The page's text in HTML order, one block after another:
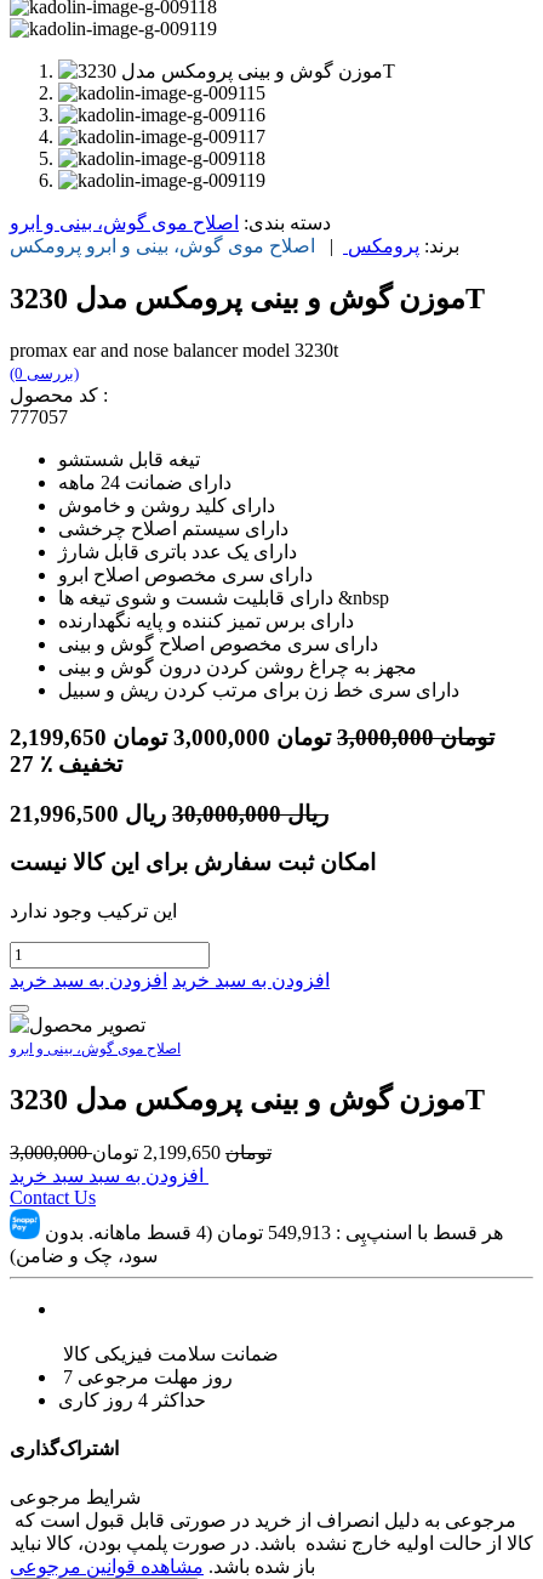
دسته بندی: اصلاح موی گوش، بینی و ابرو
برند: پرومکس | اصلاح موی گوش، بینی و ابرو پرومکس
موزن گوش و بینی پرومکس مدل 3230T
promax ear and nose balancer model 3230t
(0 بررسی)
کد محصول :
777057
تیغه قابل شستشو
دارای ضمانت 24 ماهه
دارای کلید روشن و خاموش
دارای سیستم اصلاح چرخشی
دارای یک عدد باتری قابل شارژ
دارای سری مخصوص اصلاح ابرو
دارای قابلیت شست و شوی تیغه ها &nbsp
دارای برس تمیز کننده و پایه نگهدارنده
دارای سری مخصوص اصلاح گوش و بینی
مجهز به چراغ روشن کردن درون گوش و بینی
دارای سری خط زن برای مرتب کردن ریش و سبیل
2,199,650 تومان 3,000,000تومان 3,000,000 تومان
27
٪ تخفیف
21,996,500 ریال 30,000,000 ریال
امکان ثبت سفارش برای این کالا نیست
این ترکیب وجود ندارد
افزودن به سبد خرید افزودن به سبد خرید
اصلاح موی گوش، بینی و ابرو
موزن گوش و بینی پرومکس مدل 3230T
3,000,000 تومان 2,199,650 تومان
Contact Us
هر قسط با اسنپ‌پِی : 549,913
تومان (4 قسط ماهانه. بدون
سود، چک و ضامن)
ضمانت سلامت فیزیکی کالا
7 روز مهلت مرجوعی
حداکثر 4 روز کاری
اشتراک‌گذاری
شرایط مرجوعی
کالا از حالت اولیه خارج نشده باشد. در صورت پلمپ بودن، کالا نباید
باز شده باشد. مشاهده قوانین مرجوعی